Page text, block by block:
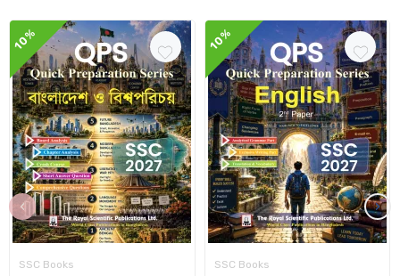
10%
SSC Books
10%
SSC Books
‹ ›